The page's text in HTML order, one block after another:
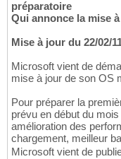
préparatoire
Qui annonce la mise
Mise à jour du 22/02/
Microsoft vient de
mise à jour de son OS
Pour préparer la
prévu en début du
amélioration des
chargement, meilleur
Microsoft vient de